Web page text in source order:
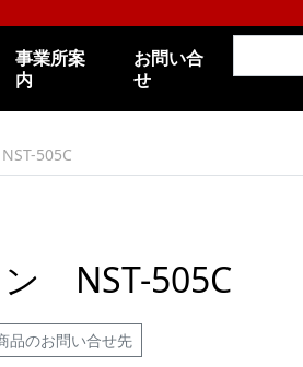
事業所案
内
お問い合
せ
505C
NST-505C
品のお問い合せ先